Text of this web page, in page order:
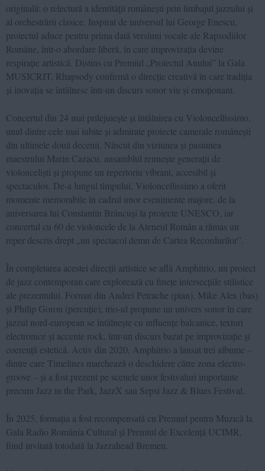
originală: o relectură a identității românești prin limbajul jazzului și
al orchestrării clasice. Inspirat de universul lui George Enescu,
proiectul aduce pentru prima dată versiuni vocale ale Rapsodiilor
Române, într-o abordare liberă, în care improvizația devine
respirație artistică. Distins cu Premiul „Proiectul Anului” la Gala
MUSICRIT, Rhapsody confirmă o direcție creativă în care tradiția
și inovația se întâlnesc într-un discurs sonor viu și emoționant.
Concertul din 24 mai prilejuiește și întâlnirea cu Violoncellissimo,
unul dintre cele mai iubite și admirate proiecte camerale românești
din ultimele două decenii. Născut din viziunea și pasiunea
maestrului Marin Cazacu, ansamblul reunește generații de
violonceliști și propune un repertoriu vibrant, accesibil și
spectaculos. De-a lungul timpului, Violoncellissimo a oferit
momente memorabile în cadrul unor evenimente majore, de la
aniversarea lui Constantin Brâncuși la proiecte UNESCO, iar
concertul cu 60 de violoncele de la Ateneul Român a rămas un
reper descris drept „un spectacol demn de Cartea Recordurilor”.
În completarea acestei direcții artistice se află Amphitrio, un proiect
de jazz contemporan care explorează cu finețe intersecțiile stilistice
ale prezentului. Format din Andrei Petrache (pian), Mike Alex (bas)
și Philip Goron (percuție), trio-ul propune un univers sonor în care
jazzul nord-european se întâlnește cu influențe balcanice, texturi
electronice și accente rock, într-un discurs bazat pe improvizație și
coerență estetică. Activ din 2020, Amphitrio a lansat trei albume –
dintre care Timelines marchează o deschidere către zona electro-
groove – și a fost prezent pe scenele unor festivaluri importante
precum Jazz in the Park, JazzX sau Sepsi Jazz & Blues Festival.
În 2025, formația a fost recompensată cu Premiul pentru Muzică la
Gala Radio România Cultural și Premiul de Excelență UCIMR,
fiind invitată totodată la Jazzahead Bremen.